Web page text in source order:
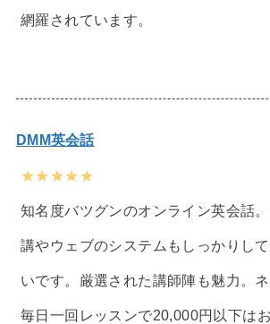
網羅されています。
DMM英会話
★★★★★
知名度バツグンのオンライン英会話
講やウェブのシステムもしっかりし
いです。厳選された講師陣も魅力。
毎日一回レッスンで20,000円以下はお